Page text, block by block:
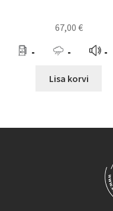
67,00 €
- - -
Lisa korvi